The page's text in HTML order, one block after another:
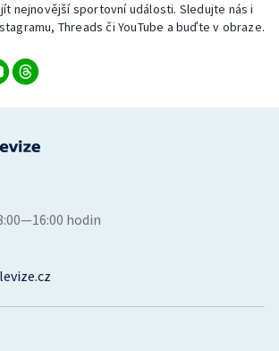
nejnovější sportovní události. Sledujte nás i
Threads či YouTube a buďte v obraze.
hodin